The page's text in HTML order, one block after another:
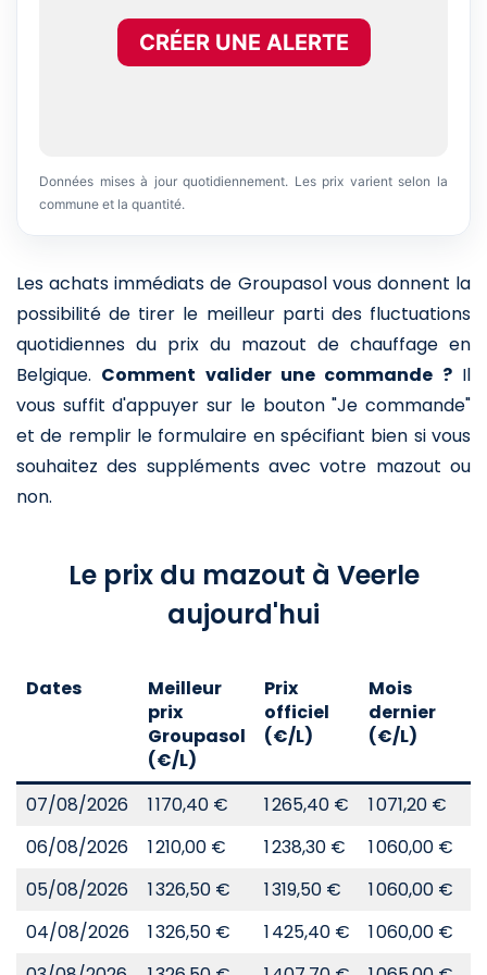
CRÉER UNE ALERTE
Données mises à jour quotidiennement. Les prix varient selon la
commune et la quantité.
Les achats immédiats de Groupasol vous donnent la
possibilité de tirer le meilleur parti des fluctuations
quotidiennes du prix du mazout de chauffage en
Belgique. Comment valider une commande ?Il
vous suffit d'appuyer sur le bouton "Je commande"
et de remplir le formulaire en spécifiant bien si vous
souhaitez des suppléments avec votre mazout ou
non.
Le prix du mazout à Veerle
aujourd'hui
Dates
Meilleur
prix
Groupasol
(€/L)
Prix
officiel
(€/L)
Mois
dernier
(€/L)
07/08/2026 1 170,40 € 1 265,40 € 1 071,20 €
06/08/2026
1 210,00 € 1 238,30 € 1 060,00 €
05/08/2026
1 326,50 € 1 319,50 € 1 060,00 €
04/08/2026
1 326,50 € 1 425,40 € 1 060,00 €